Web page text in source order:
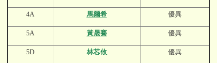
4A 馬爾希 優異
5A 黃晟騫 優異
5D 林芯攸 優異